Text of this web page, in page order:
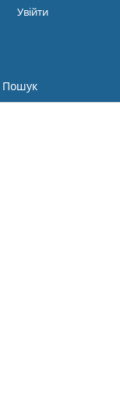
Пошук
Увійти